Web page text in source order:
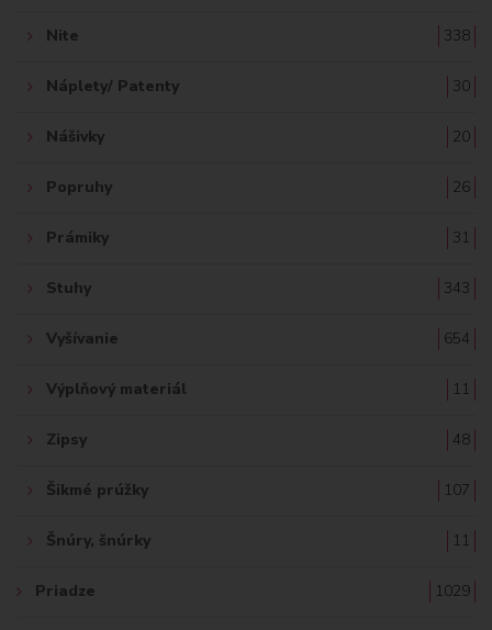
Nite 338
Náplety/ Patenty 30
Nášivky 20
Popruhy 26
Prámiky 31
Stuhy 343
Vyšívanie 654
Výplňový materiál 11
Zipsy 48
Šikmé prúžky 107
Šnúry, šnúrky 11
Priadze 1029